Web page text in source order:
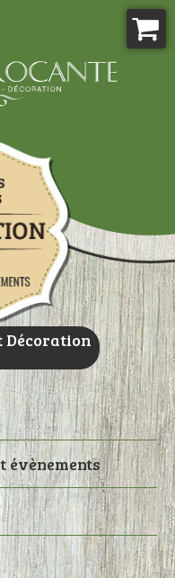
Décoration
évènements